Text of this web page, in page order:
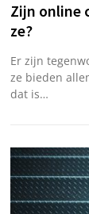
Zijn online
ze?
Er zijn
ze bieden
dat is…